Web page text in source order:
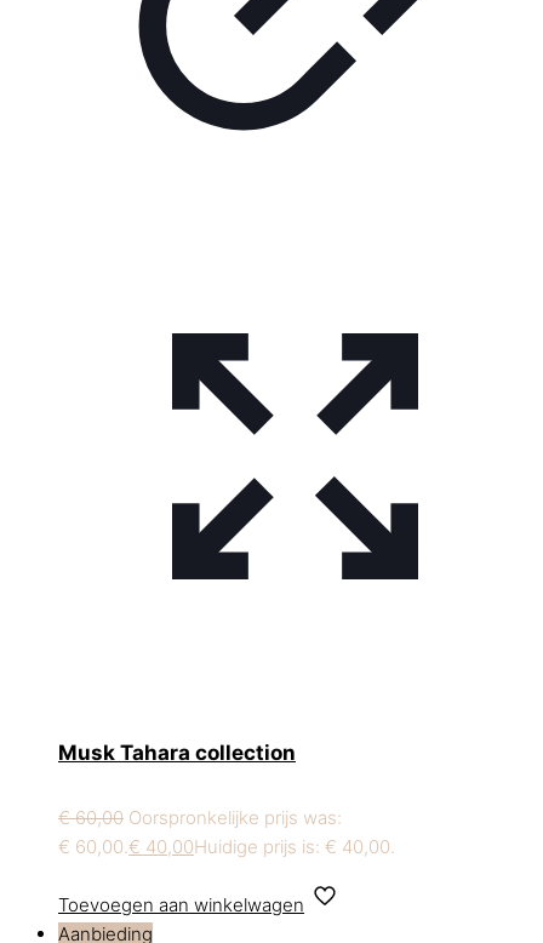
Musk Tahara collection
€60,00 Oorspronkelijke prijs was:
€ 60,00.€ 40,00Huidige prijs is: € 40,00.
Toevoegen aan winkelwagen
Aanbieding